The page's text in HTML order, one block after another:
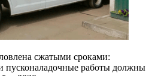
сжатыми сроками:
пусконаладочные работы должны